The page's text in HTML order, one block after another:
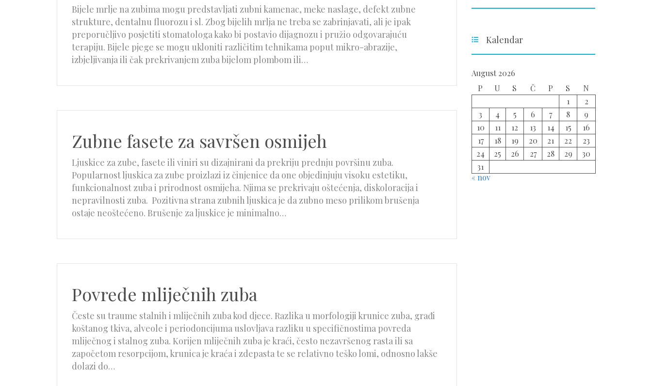
Bijele mrlje na zubima mogu predstavljati zubni kamenac, meke naslage, defekt zubne
strukture, dentalnu fluorozu i sl. Zbog bijelih mrlja ne treba se zabrinjavati, ali je ipak
preporučljivo posjetiti stomatologa kako bi postavio dijagnozu i pružio odgovarajuću
terapiju. Bijele pjege se mogu ukloniti različitim tehnikama poput mikro-abrazije,
izbjeljivanja ili čak prekrivanjem zuba bijelom plombom ili…
Zubne fasete za savršen osmijeh
Ljuskice za zube, fasete ili viniri su dizajnirani da prekriju prednju površinu zuba.
Popularnost ljuskica za zube proizlazi iz činjenice da one objedinjuju visoku estetiku,
funkcionalnost zuba i prirodnost osmijeha. Njima se prekrivaju oštećenja, diskoloracija i
nepravilnosti zuba. Pozitivna strana zubnih ljuskica je da zubno meso prilikom brušenja
ostaje neoštećeno. Brušenje za ljuskice je minimalno…
Povrede mliječnih zuba
Česte su traume stalnih i mliječnih zuba kod djece. Razlika u morfologiji krunice zuba, građi
koštanog tkiva, alveole i periodoncijuma uslovljava razliku u specifičnostima povreda
mliječnog i stalnog zuba. Korijen mliječnih zuba je kraći, često nezavršenog rasta ili sa
započetom resorpcijom, krunica je kraća i zdepasta te se relativno teško lomi, odnosno lakše
dolazi do…
Kalendar
August 2026
P
U S Č P S
N
1
2
3
4 5 6 7 8
9
10
11 12 13 14 15
16
17
18 19 20 21 22
23
24
25 26 27 28 29
30
31
« nov